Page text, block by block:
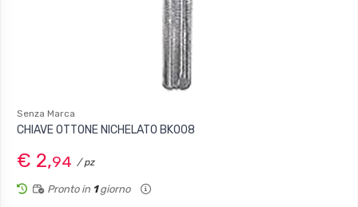
Senza Marca
CHIAVE OTTONE NICHELATO BK008
€ 2,94 / pz
Pronto in 1giorno